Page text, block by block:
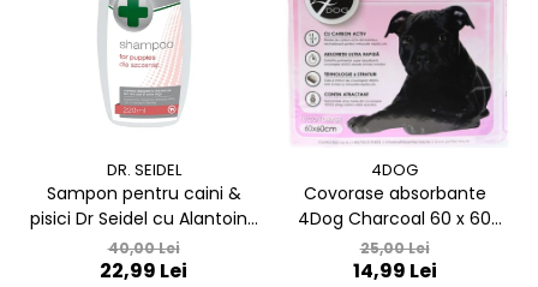
DR. SEIDEL
Sampon pentru caini &
pisici Dr Seidel cu Alantoina
220 ml
40,00 Lei
22,99 Lei
4DOG
Covorase absorbante
4Dog Charcoal 60 x 60
cm, 10 buc / pachet
25,00 Lei
14,99 Lei